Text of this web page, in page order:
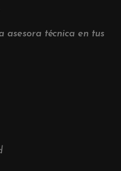
asesora técnica en tus